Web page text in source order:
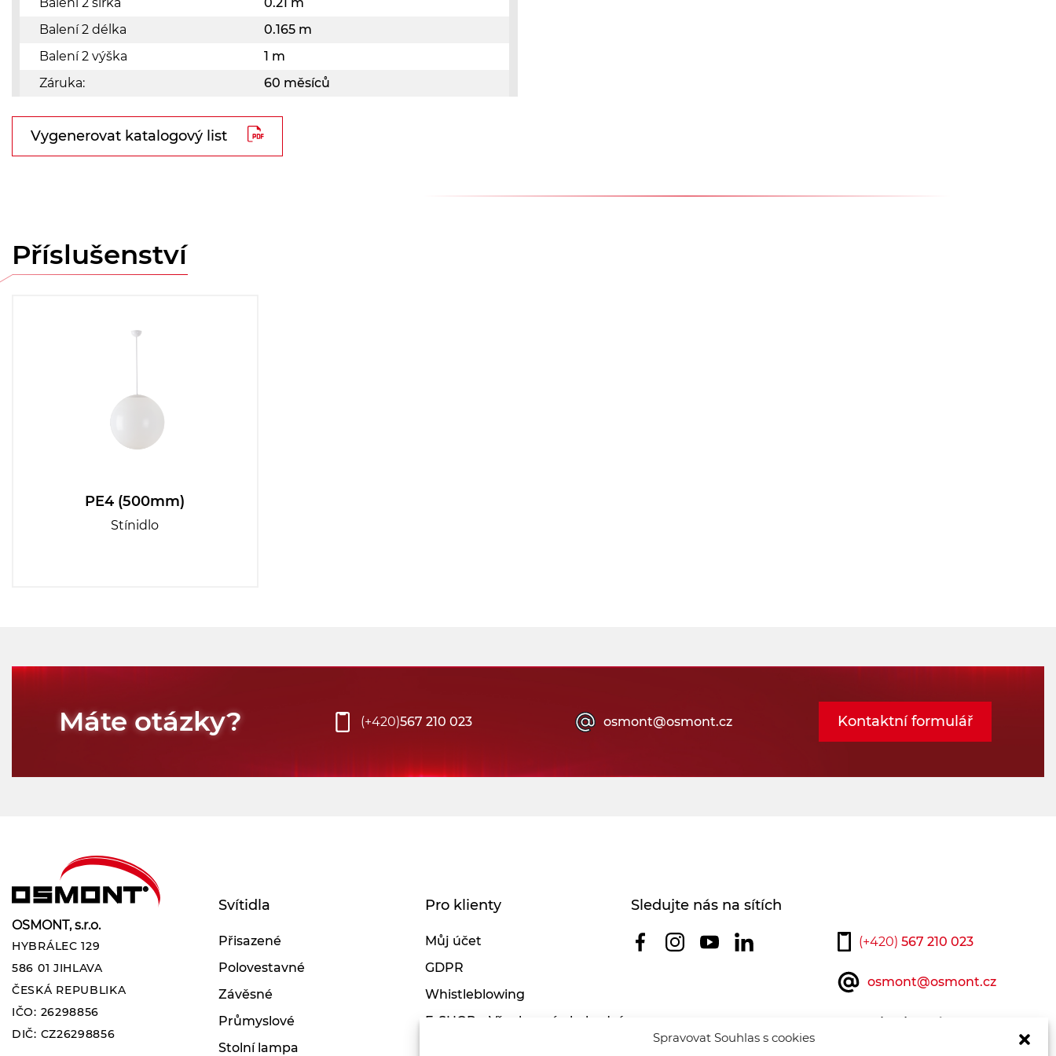
Spravovat Souhlas s cookies
Balení 2 délka
0.165 m
Balení 2 výška
1 m
Záruka:
60 měsíců
Vygenerovat katalogový list
Příslušenství
PE4 (500mm)
Stínidlo
Máte otázky? (+420)567 210 023 osmont@osmont.cz Kontaktní formulář
OSMONT, s.r.o.
HYBRÁLEC 129
586 01 JIHLAVA
ČESKÁ REPUBLIKA
IČO: 26298856
DIČ: CZ26298856
Svítidla
Přisazené
Polovestavné
Závěsné
Průmyslové
Stolní lampa
Pro klienty
Můj účet
GDPR
Whistleblowing
E-SHOP – Všeobecné obchodní
Sledujte nás na sítích
(+420) 567 210 023
osmont@osmont.cz
Kontaktujte nás